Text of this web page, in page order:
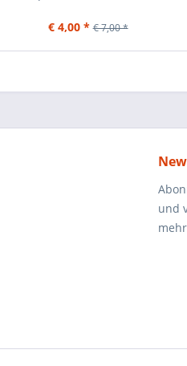
€ 4,00 * € 7,00 *
und